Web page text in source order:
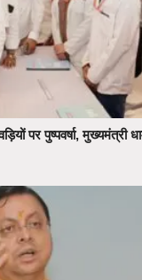
पर पुष्पवर्षा, मुख्यमंत्री